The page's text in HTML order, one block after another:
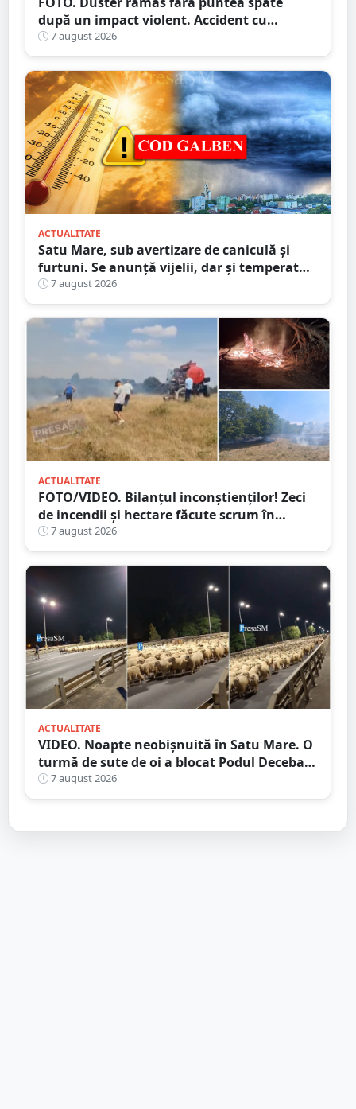
după un impact violent. Accident cu
implicarea unei mașini din Satu Mare
7 august 2026
ACTUALITATE
Satu Mare, sub avertizare de caniculă și
furtuni. Se anunță vijelii, dar și temperaturi
ridicate. Avertizarea ANM
7 august 2026
ACTUALITATE
FOTO/VIDEO. Bilanțul inconștienților! Zeci
de incendii și hectare făcute scrum în
județul Satu Mare
7 august 2026
ACTUALITATE
VIDEO. Noapte neobișnuită în Satu Mare. O
turmă de sute de oi a blocat Podul Decebal.
Gest de apreciat al ciobanului
7 august 2026